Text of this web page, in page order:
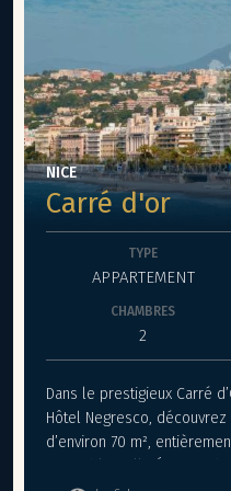
toutes ses commodités.
raffiné, au cœur de Nice !
Bien non soumis au DPE.
auxquels ce bien est
Géorisques :
49 – Lots principaux
49. Pas de procédure en
NICE
Carré d'or
TYPE
APPARTEMENT
CHAMBRES
2
Dans le prestigieux Carré
Hôtel Negresco,
d’environ 70 m²,